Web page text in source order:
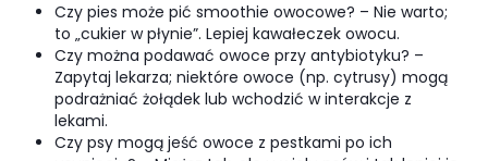
Czy pies może pić smoothie owocowe? – Nie warto;
to „cukier w płynie”. Lepiej kawałeczek owocu.
Czy można podawać owoce przy antybiotyku? –
Zapytaj lekarza; niektóre owoce (np. cytrusy) mogą
podrażniać żołądek lub wchodzić w interakcje z
lekami.
Czy psy mogą jeść owoce z pestkami po ich